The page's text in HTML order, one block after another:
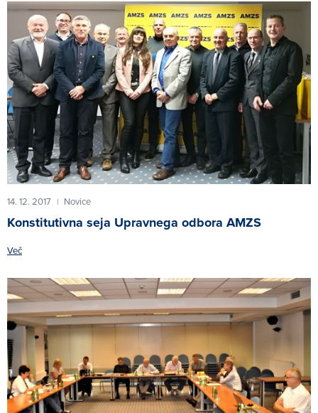
14. 12. 2017 | Novice
Konstitutivna seja Upravnega odbora AMZS
Več